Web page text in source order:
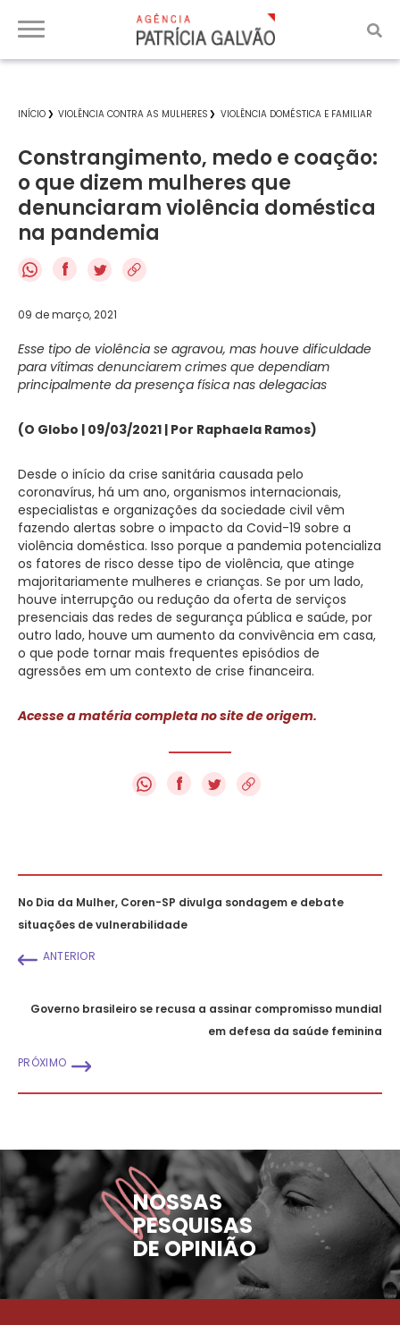
INÍCIO VIOLÊNCIA CONTRA AS MULHERES VIOLÊNCIA DOMÉSTICA E FAMILIAR
Constrangimento, medo e coação:
o que dizem mulheres que
denunciaram violência doméstica
na pandemia
f
09 de março, 2021
Esse tipo de violência se agravou, mas houve dificuldade
para vítimas denunciarem crimes que dependiam
principalmente da presença física nas delegacias
(O Globo | 09/03/2021 | Por Raphaela Ramos)
Desde o início da crise sanitária causada pelo
coronavírus, há um ano, organismos internacionais,
especialistas e organizações da sociedade civil vêm
fazendo alertas sobre o impacto da Covid-19 sobre a
violência doméstica. Isso porque a pandemia potencializa
os fatores de risco desse tipo de violência, que atinge
majoritariamente mulheres e crianças. Se por um lado,
houve interrupção ou redução da oferta de serviços
presenciais das redes de segurança pública e saúde, por
outro lado, houve um aumento da convivência em casa,
o que pode tornar mais frequentes episódios de
agressões em um contexto de crise financeira.
Acesse a matéria completa no site de origem.
f
No Dia da Mulher, Coren-SP divulga sondagem e debate
situações de vulnerabilidade
ANTERIOR
Governo brasileiro se recusa a assinar compromisso mundial
em defesa da saúde feminina
PRÓXIMO
NOSSAS
PESQUISAS
DE OPINIÃO